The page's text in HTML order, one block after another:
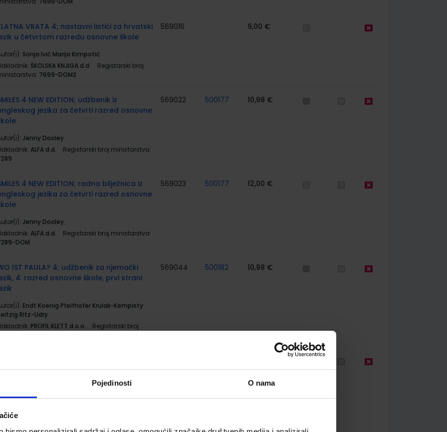
Pojedinosti O nama
VRATA 4; nastavni listići za hrvatski
u četvrtom razredu osnovne škole
Sonja Ivić Marija Krmpotić
ŠKOLSKA KNJIGA d.d.
Registarski broj
7699-DOM2
569016 9,00 €
4 NEW EDITION; udžbenik iz
jezika za četvrti razred osnovne
Jenny Dooley
ALFA d.d.
Registarski broj ministarstva:
569022 500177 10,98 €
4 NEW EDITION; radna bilježnica iz
jezika za četvrti razred osnovne
Jenny Dooley
ALFA d.d.
Registarski broj ministarstva:
DOM
569023 500177 12,00 €
IST PAULA? 4; udžbenik za njemački
4. razred osnovne škole, prvi strani
Endt Koenig Pfeifhofer Krulak-Kempisty
Ritz-Udry
PROFIL KLETT d.o.o.
Registarski broj
569044 500182 10,98 €
jezik, 4. razred osnovne škole, prvi
Endt Koenig Pfeifhofer Krulak-Kempisty
7512-DOM